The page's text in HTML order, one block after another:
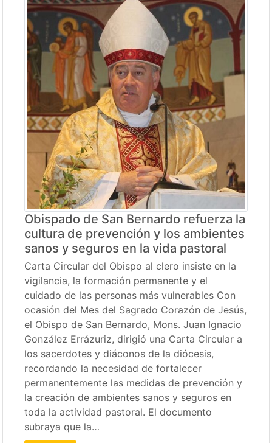
Obispado de San Bernardo refuerza la
cultura de prevención y los ambientes
sanos y seguros en la vida pastoral
Carta Circular del Obispo al clero insiste en la
vigilancia, la formación permanente y el
cuidado de las personas más vulnerables Con
ocasión del Mes del Sagrado Corazón de Jesús,
el Obispo de San Bernardo, Mons. Juan Ignacio
González Errázuriz, dirigió una Carta Circular a
los sacerdotes y diáconos de la diócesis,
recordando la necesidad de fortalecer
permanentemente las medidas de prevención y
la creación de ambientes sanos y seguros en
toda la actividad pastoral. El documento
subraya que la…